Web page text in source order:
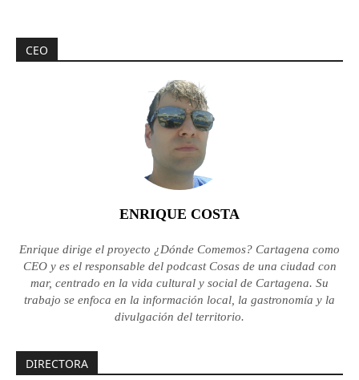
CEO
ENRIQUE COSTA
Enrique dirige el proyecto ¿Dónde Comemos? Cartagena como
CEO y es el responsable del podcast Cosas de una ciudad con
mar, centrado en la vida cultural y social de Cartagena. Su
trabajo se enfoca en la información local, la gastronomía y la
divulgación del territorio.
DIRECTORA